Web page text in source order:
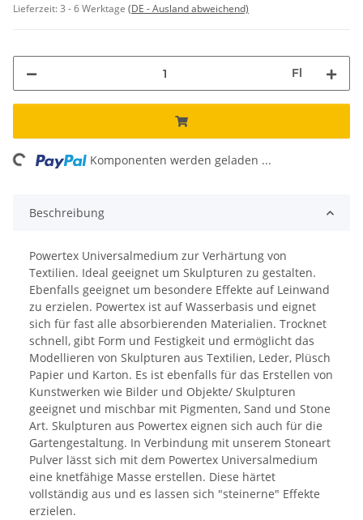
Lieferzeit:3 - 6 Werktage (DE - Ausland abweichend)
Fl
Komponenten werden geladen ...
Beschreibung
Powertex Universalmedium zur Verhärtung von
Textilien. Ideal geeignet um Skulpturen zu gestalten.
Ebenfalls geeignet um besondere Effekte auf Leinwand
zu erzielen. Powertex ist auf Wasserbasis und eignet
sich für fast alle absorbierenden Materialien. Trocknet
schnell, gibt Form und Festigkeit und ermöglicht das
Modellieren von Skulpturen aus Textilien, Leder, Plüsch
Papier und Karton. Es ist ebenfalls für das Erstellen von
Kunstwerken wie Bilder und Objekte/ Skulpturen
geeignet und mischbar mit Pigmenten, Sand und Stone
Art. Skulpturen aus Powertex eignen sich auch für die
Gartengestaltung. In Verbindung mit unserem Stoneart
Pulver lässt sich mit dem Powertex Universalmedium
eine knetfähige Masse erstellen. Diese härtet
vollständig aus und es lassen sich "steinerne" Effekte
erzielen.